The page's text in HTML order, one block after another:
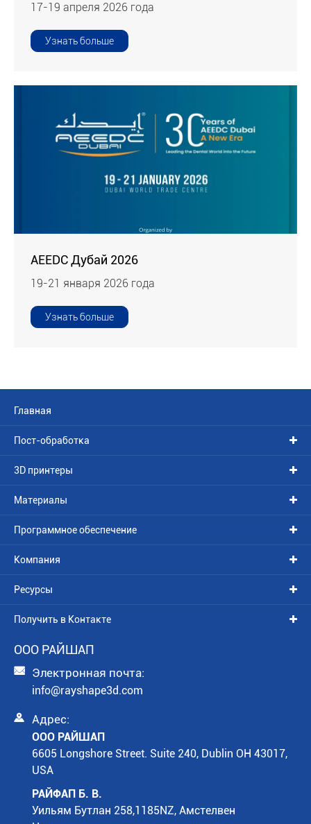
17-19 апреля 2026 года
Узнать больше
AEEDC Дубай 2026
19-21 января 2026 года
Узнать больше
Главная
Пост-обработка
3D принтеры
Материалы
Программное обеспечение
Компания
Ресурсы
Получить в Контакте
ООО РАЙШАП
 Электронная почта:
info@rayshape3d.com
 Адрес:
ООО РАЙШАП
6605 Longshore Street. Suite 240, Dublin OH 43017,
USA
РАЙФАП Б. В.
Уильям Бутлан 258,1185NZ, Амстелвен